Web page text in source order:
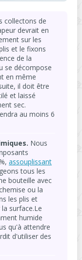
collectons de
devrait en
sur les
et le fixons
de la
se décompose
en même
il doit être
et laissé
sec.
au moins 6
Nous
assouplissant
tous les
bouteille avec
ou la
les plis et
surface.Le
humide
qu'à attendre
d'utiliser des